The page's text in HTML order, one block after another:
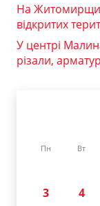
На
відкритих
У центрі
різали,
Пн Вт
3
4